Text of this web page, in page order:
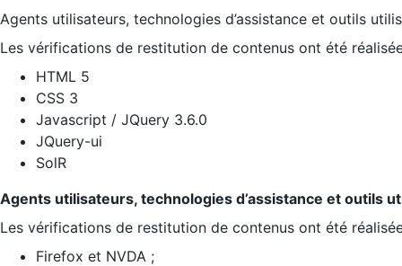
Agents utilisateurs, technologies d’assistance et outils
Les vérifications de restitution de contenus ont été
HTML 5
CSS 3
Javascript / JQuery 3.6.0
JQuery-ui
SolR
Agents utilisateurs, technologies d’assistance et outils
Les vérifications de restitution de contenus ont été
Firefox et NVDA ;